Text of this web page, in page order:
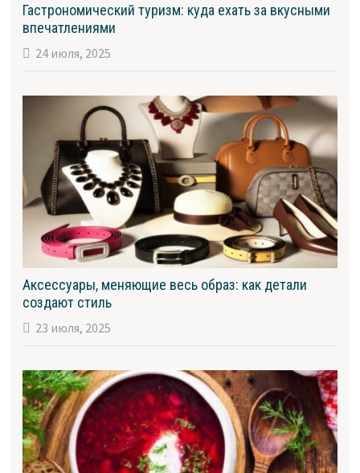
Гастрономический туризм: куда ехать за вкусными
впечатлениями
24 июля, 2025
Аксессуары, меняющие весь образ: как детали
создают стиль
23 июля, 2025